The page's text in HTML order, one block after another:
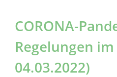
CORONA-
Regelungen
04.03.2022)